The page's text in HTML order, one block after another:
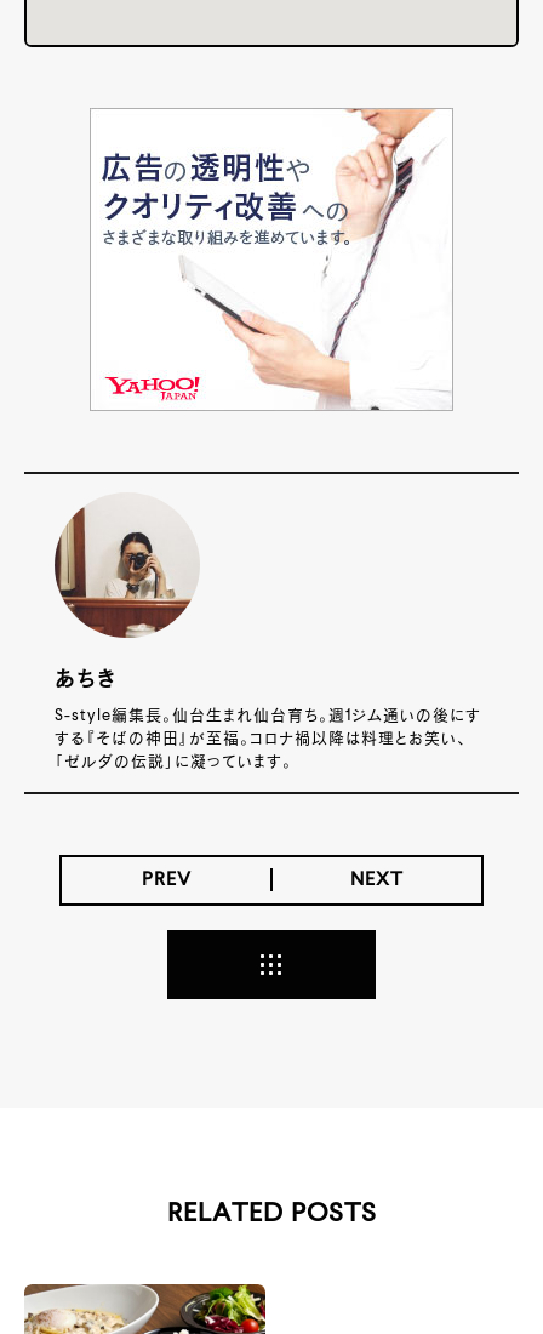
あちき
S-style編集長。仙台生まれ仙台育ち。週1ジム通いの後にす
する『そばの神田』が至福。コロナ禍以降は料理とお笑い、
「ゼルダの伝説」に凝っています。
PREV NEXT
RELATED POSTS